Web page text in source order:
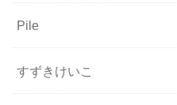
Pile
すずきけいこ